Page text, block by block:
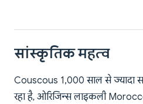
सांस्कृतिक महत्व
Couscous 1,000 साल से ज्यादा
रहा है, ओरिजिन्स लाइकली